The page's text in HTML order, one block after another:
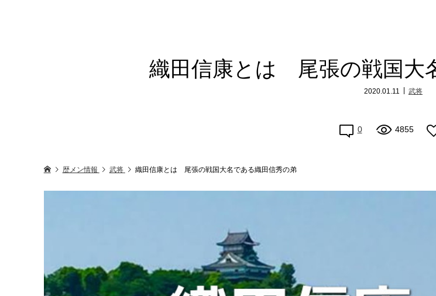
織田信康とは 尾張の戦国大
2020.01.11 武将
0 4855
歴メン情報 武将 織田信康とは 尾張の戦国大名である織田信秀の弟